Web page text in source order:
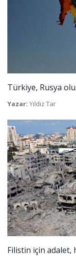
Türkiye, Rusya
Yazar: Yıldız Tar
Filistin için adalet,